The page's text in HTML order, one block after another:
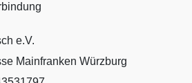
e.V.
Mainfranken Würzburg